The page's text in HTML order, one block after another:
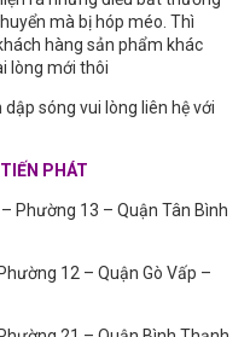
mà bị hóp méo. Thì
hàng sản phẩm khác
lòng mới thôi
sóng vui lòng liên hệ với
PHÁT
Phường 13 – Quận Tân Bình
12 – Quận Gò Vấp –